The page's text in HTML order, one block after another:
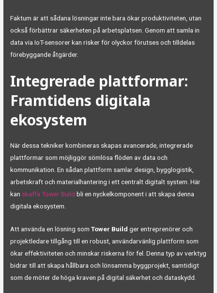
Faktum är att sådana lösningar inte bara ökar produktiviteten, utan
också förbättrar säkerheten på arbetsplatsen. Genom att samla in
data via IoT-sensorer kan risker för olyckor förutses och tilldelas
förebyggande åtgärder.
Integrerade plattformar:
Framtidens digitala
ekosystem
När dessa tekniker kombineras skapas avancerade, integrerade
plattformar som möjliggör sömlösa flöden av data och
kommunikation. En sådan plattform samlar design, bygglogistik,
arbetskraft och materialhantering i ett centralt digitalt system. Här
kan skaffa Tower Build bli en nyckelkomponent i att skapa denna
digitala ekosystem.
Att använda en lösning somTower Build ger entreprenörer och
projektledare tillgång till en robust, användarvänlig plattform som
ökar effektiviteten och minskar riskerna för fel. Denna typ av verktyg
bidrar till att skapa hållbara och lönsamma byggprojekt, samtidigt
som de möter de höga kraven på digital säkerhet och dataskydd.